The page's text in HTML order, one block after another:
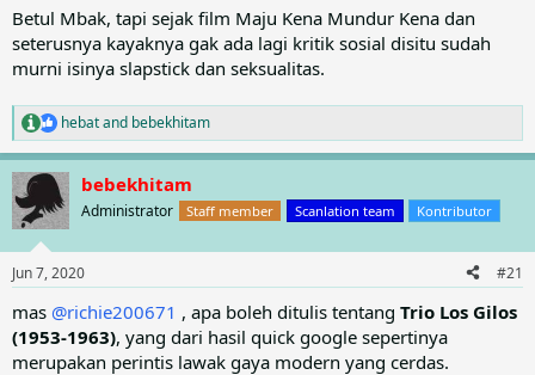
di film2 mereka, Warkop masih berusaha menyelipkan kritik2 sosial,
dalam film Mana Tahan (1980) Warkop mengangkat tema tentang
gaya hidup kelas menengah yang senang berbelanja di pusat
perbelanjaan seperti yang dilakukan Tante Mira. Padahal keadaan di
sekitarnya, yaitu para mahasiswa yang indekos di tempatnya
kekurangan biaya untuk melanjutkan kuliah. Sampai mereka
mencari pekerjaan sambilan di tengah jadwal kuliah mereka.
Film Gengsi Dong menceritakan bagaimana kondisi sosial
masyarakat perkotaan yang penuh dengan gengsi. Ini merupakan
salah satu dampak negative dari pembangunan yang dilakukan
terpusat hanya di Jakarta.
Betul Mbak, tapi sejak film Maju Kena Mundur Kena dan
seterusnya kayaknya gak ada lagi kritik sosial disitu sudah
murni isinya slapstick dan seksualitas.
R
e
a
c
t
i
s
hebatand bebekhitam
bebekhitam
Administrator Staff member Scanlation team Kontributor
Jun 7, 2020 #21
mas @richie200671 , apa boleh ditulis tentang Trio Los Gilos
(1953-1963), yang dari hasil quick google sepertinya
merupakan perintis lawak gaya modern yang cerdas.